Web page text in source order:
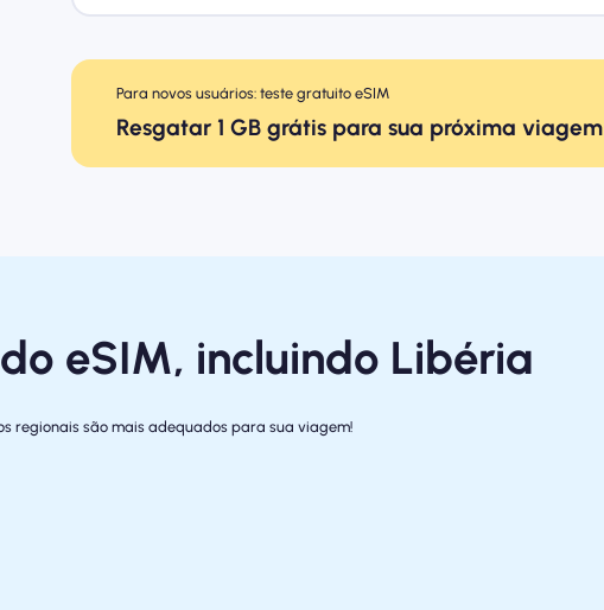
Para novos usuários: teste gratuito eSIM
Resgatar 1 GB grátis para sua próxima viagem
eSIM, incluindo Libéria
regionais são mais adequados para sua viagem!